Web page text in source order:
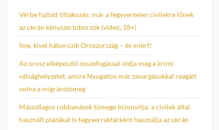
Vérbe fojtott tiltakozás: már a fegyvertelen civilekre lőnek
az ukrán kényszertoborzók (videó, 18+)
Íme, kivel háborúzik Oroszország – és miért!
Az orosz elképesztő összefogással oldja meg a krími
válsághelyzetet, amire Nyugaton már zavargásokkal reagált
volna a migránstömeg
Másodlagos robbanások tömege bizonyítja: a civilek által
használt plázákat is fegyverraktárként használja az ukrán